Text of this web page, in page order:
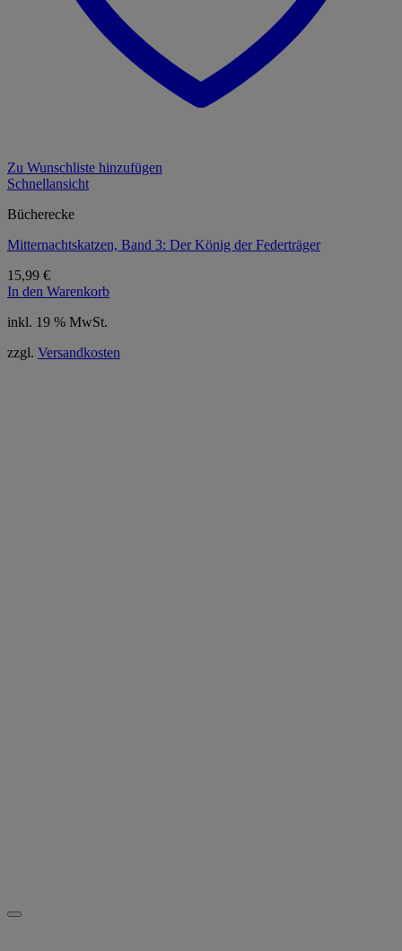
Zu Wunschliste hinzufügen
Schnellansicht
Bücherecke
Mitternachtskatzen, Band 3: Der König der Federträger
15,99 €
In den Warenkorb
inkl. 19 % MwSt.
zzgl. Versandkosten